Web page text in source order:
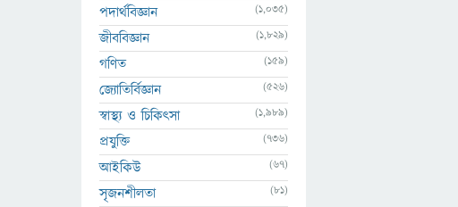
পদার্থবিজ্ঞান (1,035)
জীববিজ্ঞান (1,829)
গণিত (159)
জ্যোতির্বিজ্ঞান (526)
স্বাস্থ্য ও চিকিৎসা (1,989)
প্রযুক্তি (736)
আইকিউ (67)
সৃজনশীলতা (81)